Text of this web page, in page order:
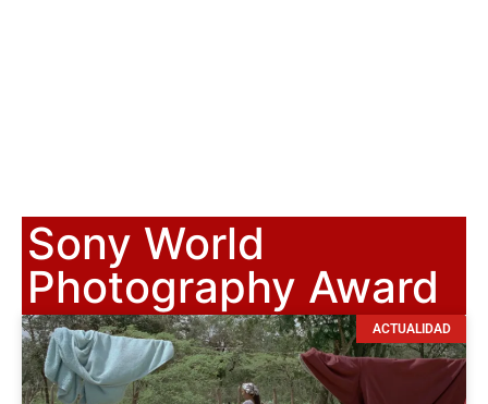
Sony World
Photography Award
ACTUALIDAD